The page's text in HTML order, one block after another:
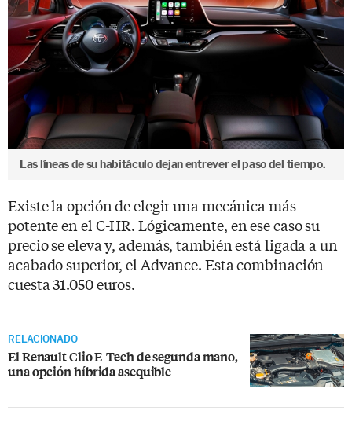
Las líneas de su habitáculo dejan entrever el paso del tiempo.
Existe la opción de elegir una mecánica más
potente en el C-HR. Lógicamente, en ese caso su
precio se eleva y, además, también está ligada a un
acabado superior, el Advance. Esta combinación
cuesta 31.050 euros.
RELACIONADO
El Renault Clio E-Tech de segunda mano,
una opción híbrida asequible